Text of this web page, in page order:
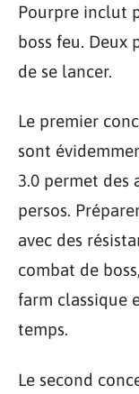
Pourpre inclut
boss feu.
de se lancer.
Le premier
sont
3.0 permet des
persos.
avec des
combat de
farm classique
temps.
Le second